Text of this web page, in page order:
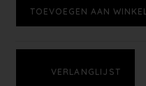
TOEVOEGEN AAN
VERLANGLIJST